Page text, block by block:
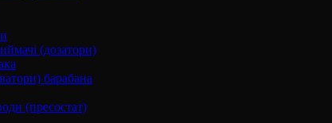
(дозатори)
барабана
(пресостат)